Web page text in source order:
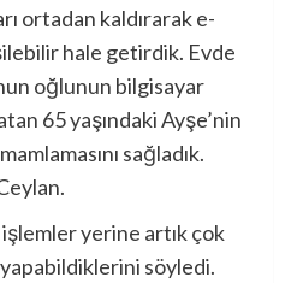
ortadan kaldırarak e-
hale getirdik. Evde
oğlunun bilgisayar
65 yaşındaki Ayşe’nin
sağladık.
yerine artık çok
yapabildiklerini söyledi.